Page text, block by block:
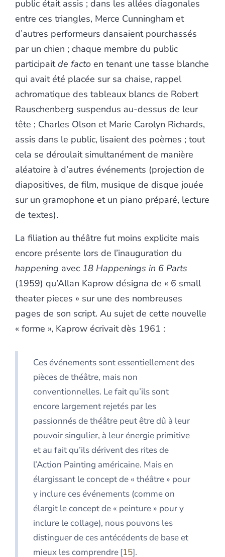
public était assis ; dans les allées diagonales
entre ces triangles, Merce Cunningham et
d’autres performeurs dansaient pourchassés
par un chien ; chaque membre du public
participaitde facto en tenant une tasse blanche
qui avait été placée sur sa chaise, rappel
achromatique des tableaux blancs de Robert
Rauschenberg suspendus au-dessus de leur
tête ; Charles Olson et Marie Carolyn Richards,
assis dans le public, lisaient des poèmes ; tout
cela se déroulait simultanément de manière
aléatoire à d’autres événements (projection de
diapositives, de film, musique de disque jouée
sur un gramophone et un piano préparé, lecture
de textes).
La filiation au théâtre fut moins explicite mais
encore présente lors de l’inauguration du
happening avec 18 Happenings in 6 Parts
(1959) qu’Allan Kaprow désigna de « 6 small
theater pieces » sur une des nombreuses
pages de son script. Au sujet de cette nouvelle
« forme », Kaprow écrivait dès 1961 :
Ces événements sont essentiellement des
pièces de théâtre, mais non
conventionnelles. Le fait qu’ils sont
encore largement rejetés par les
passionnés de théâtre peut être dû à leur
pouvoir singulier, à leur énergie primitive
et au fait qu’ils dérivent des rites de
l’Action Painting américaine. Mais en
élargissant le concept de « théâtre » pour
y inclure ces événements (comme on
élargit le concept de « peinture » pour y
inclure le collage), nous pouvons les
distinguer de ces antécédents de base et
mieux les comprendre 15 .